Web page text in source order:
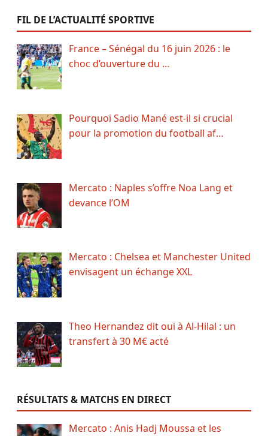
FIL DE L’ACTUALITÉ SPORTIVE
France – Sénégal du 16 juin 2026 : le
choc d’ouverture du …
Pourquoi Sadio Mané est-il si crucial
pour la promotion du football af…
Mercato : Naples s’offre Noa Lang et
devance l’OM
Mercato : Chelsea et Manchester United
envisagent un échange XXL
Theo Hernandez dit oui à Al-Hilal : un
transfert à 30 M€ acté
RÉSULTATS & MATCHS EN DIRECT
Mercato : Anis Hadj Moussa et les